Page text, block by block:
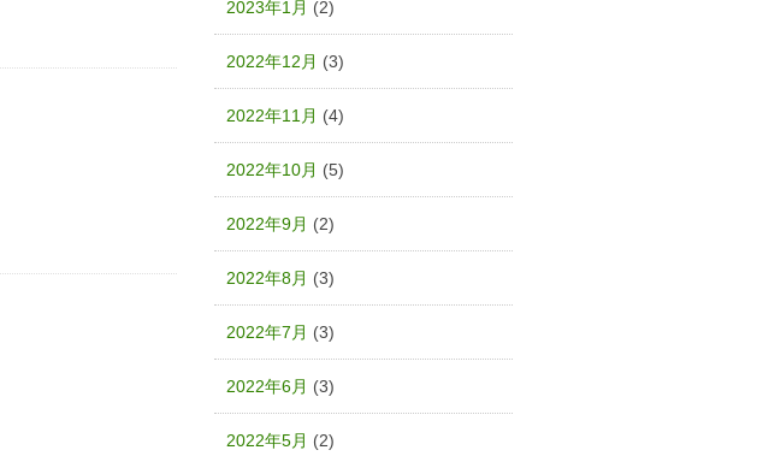
2023年1月 (2)
2022年12月 (3)
2022年11月 (4)
2022年10月 (5)
2022年9月 (2)
2022年8月 (3)
2022年7月 (3)
2022年6月 (3)
2022年5月 (2)